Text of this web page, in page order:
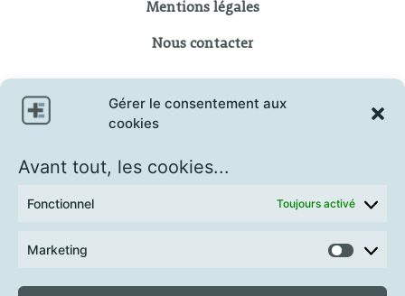
Gérer le consentement aux
cookies
Avant tout, les cookies...
Fonctionnel Toujours activé
Marketing
Mentions légales
Nous contacter